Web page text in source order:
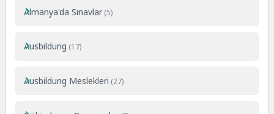
Almanya'da Sınavlar (5)
Ausbildung (17)
Ausbildung Meslekleri (27)